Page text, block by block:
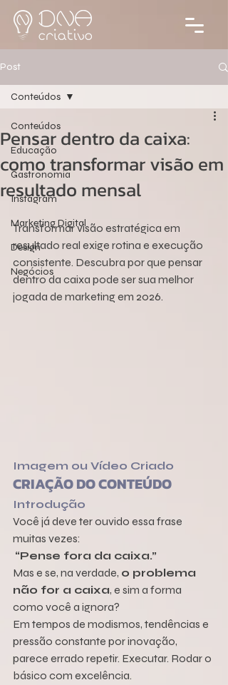
Post
Conteúdos
Educação
Gastronomia
Instagram
Marketing Digital
Design
Negócios
Conteúdos
Pensar dentro da caixa:
como transformar visão em
resultado mensal
Transformar visão estratégica em
resultado real exige rotina e execução
consistente. Descubra por que pensar
dentro da caixa pode ser sua melhor
jogada de marketing em 2026.
Imagem ou Vídeo Criado
CRIAÇÃO DO CONTEÚDO
Introdução
Você já deve ter ouvido essa frase
muitas vezes:
“Pense fora da caixa.”
Mas e se, na verdade, o problema
não for a caixa, e sim a forma
como você a ignora?
Em tempos de modismos, tendências e
pressão constante por inovação,
parece errado repetir. Executar. Rodar o
básico com excelência.